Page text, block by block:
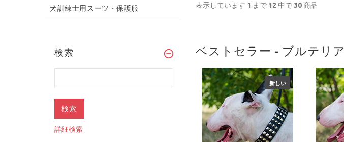
表示しています 1 まで 12中で 30商品
ベストセラー - ブルテリア
新しい
犬訓練士用スーツ・保護服
検索
詳細検索